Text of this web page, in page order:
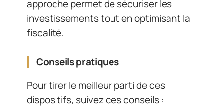
approche permet de sécuriser les
investissements tout en optimisant la
fiscalité.
Conseils pratiques
Pour tirer le meilleur parti de ces
dispositifs, suivez ces conseils :